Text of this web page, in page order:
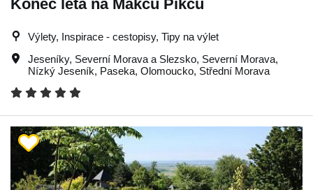
Konec léta na Makču Pikču
Výlety, Inspirace - cestopisy, Tipy na výlet
Jeseníky, Severní Morava a Slezsko, Severní Morava,
Nízký Jeseník, Paseka, Olomoucko, Střední Morava